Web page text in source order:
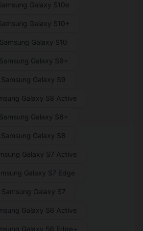
Galaxy S10e
Galaxy S10+
Samsung Galaxy S10
Samsung Galaxy S9+
Samsung Galaxy S9
Galaxy S8 Active
Samsung Galaxy S8+
Samsung Galaxy S8
Galaxy S7 Active
Galaxy S7 Edge
Samsung Galaxy S7
Galaxy S6 Active
Galaxy S6 Edge+